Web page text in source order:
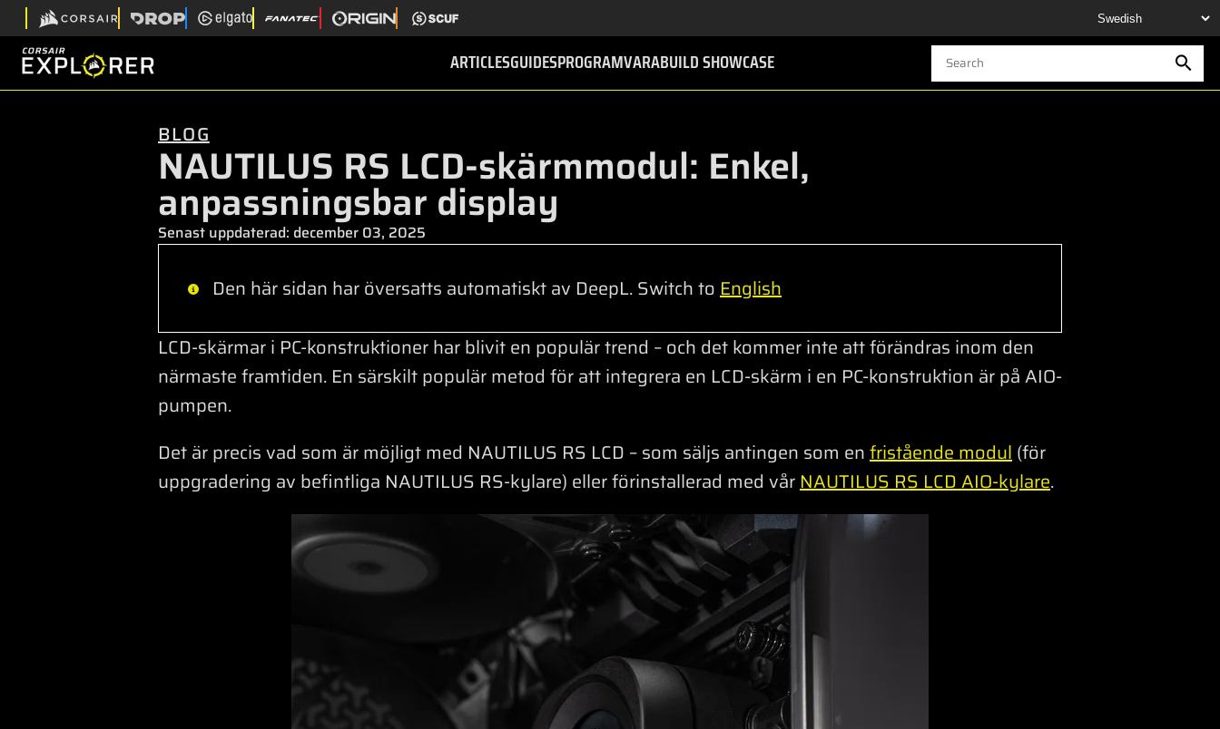
ARTICLESGUIDESPROGRAMVARABUILD SHOWCASE
BLOG
NAUTILUS RS LCD-skärmmodul: Enkel,
anpassningsbar display
Senast uppdaterad: december 03, 2025
Den här sidan har översatts automatiskt av DeepL. Switch toEnglish
LCD-skärmar i PC-konstruktioner har blivit en populär trend – och det kommer inte att förändras inom den
närmaste framtiden. En särskilt populär metod för att integrera en LCD-skärm i en PC-konstruktion är på AIO-
pumpen.
Det är precis vad som är möjligt med NAUTILUS RS LCD – som säljs antingen som enfristående modul(för
uppgradering av befintliga NAUTILUS RS-kylare) eller förinstallerad med vårNAUTILUS RS LCD AIO-kylare.